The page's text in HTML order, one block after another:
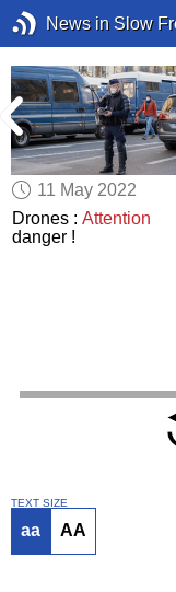
News in Slow
11 May 2022
Drones :Attention
danger !
TEXT SIZE
aa AA